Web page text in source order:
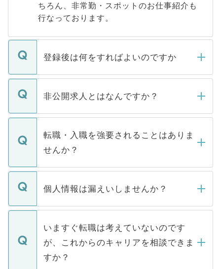
ちろん、非常勤・スポットのお仕事紹介も
行なっております。
登録後は何をすればよいのですか
ご登録いただきましたら、弊社担当者がご
登録内容を確認し、その後メールもしくは
ます。通常、5営業日以内にはご連絡をせて
いただきますので、しばらくお待ちくださ
非公開求人とはなんですか？
マイナビDOCTORで取り扱っている求人の
うち約3割は、Webサイトからご覧いただ
けない「非公開求人」です。非公開求人は
下記の理由によって、一般には公開してい
ません。
■応募殺到を避けるため 人気のある医療機
関を公にしてしまうと、応募が殺到する場
に、医療機関が求める条件に合った人材の
みを人材紹介会社に依頼するケースが増え
ています。
転職・入職を強要されることはありま
せんか？
転職・入職を強要することは一切ありませ
ん。また、仮に応募先から内定をいただい
定を承諾する必要はありません。内定先へ
の辞退の連絡はキャリアパートナーが行い
個人情報は漏えいしませんか？
個人情報が漏えいすることはありませんの
で、ご安心ください。当サイトからの登録
などで収集したご登録者様の個人情報は、
ご本人のキャリアアップおよび転職活動の
支援を目的に使用いたします。お預かりし
いますぐ転職は考えていないのです
が、これからのキャリアを相談できま
すか？